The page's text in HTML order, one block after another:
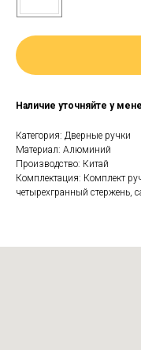
Наличие уточняйте у
Категория: Дверные ручки
Материал: Алюминий
Производство: Китай
Комплектация: Комплект
четырехгранный стержень,